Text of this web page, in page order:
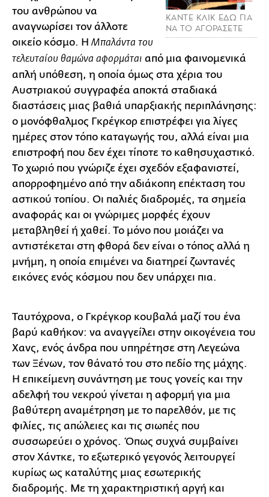
ΚΑΝΤΕ ΚΛΙΚ ΕΔΩ ΓΙΑ
ΝΑ ΤΟ ΑΓΟΡΑΣΕΤΕ
του ανθρώπου να
αναγνωρίσει τον άλλοτε
οικείο κόσμο. Η Μπαλάντα του
τελευταίου θαμώνα αφορμάται από μια φαινομενικά
απλή υπόθεση, η οποία όμως στα χέρια του
Αυστριακού συγγραφέα αποκτά σταδιακά
διαστάσεις μιας βαθιά υπαρξιακής περιπλάνησης:
ο μονόφθαλμος Γκρέγκορ επιστρέφει για λίγες
ημέρες στον τόπο καταγωγής του, αλλά είναι μια
επιστροφή που δεν έχει τίποτε το καθησυχαστικό.
Το χωριό που γνώριζε έχει σχεδόν εξαφανιστεί,
απορροφημένο από την αδιάκοπη επέκταση του
αστικού τοπίου. Οι παλιές διαδρομές, τα σημεία
αναφοράς και οι γνώριμες μορφές έχουν
μεταβληθεί ή χαθεί. Το μόνο που μοιάζει να
αντιστέκεται στη φθορά δεν είναι ο τόπος αλλά η
μνήμη, η οποία επιμένει να διατηρεί ζωντανές
εικόνες ενός κόσμου που δεν υπάρχει πια.
Ταυτόχρονα, ο Γκρέγκορ κουβαλά μαζί του ένα
βαρύ καθήκον: να αναγγείλει στην οικογένεια του
Χανς, ενός άνδρα που υπηρέτησε στη Λεγεώνα
των Ξένων, τον θάνατό του στο πεδίο της μάχης.
Η επικείμενη συνάντηση με τους γονείς και την
αδελφή του νεκρού γίνεται η αφορμή για μια
βαθύτερη αναμέτρηση με το παρελθόν, με τις
φιλίες, τις απώλειες και τις σιωπές που
συσσωρεύει ο χρόνος. Όπως συχνά συμβαίνει
στον Χάντκε, το εξωτερικό γεγονός λειτουργεί
κυρίως ως καταλύτης μιας εσωτερικής
διαδρομής. Με τη χαρακτηριστική αργή και